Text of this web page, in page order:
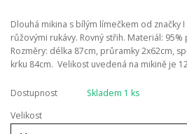
Dlouhá mikina s bílým límečkem od značky I
růžovými rukávy. Rovný střih. Materiál:
Rozměry: délka 87cm, průramky 2x62cm,
krku 84cm. Velikost uvedená na mikině je
Dostupnost
Skladem 1 ks
Velikost